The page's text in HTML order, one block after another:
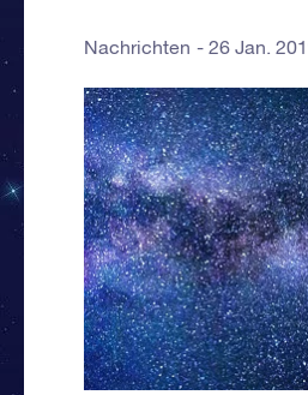
Nachrichten 26 Jan.